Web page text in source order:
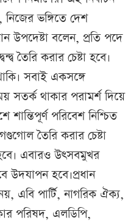
ভঙ্গিতে দেশ
উপদেষ্টা বলেন, প্রতি পদে
তৈরি করার চেষ্টা হবে।
সবাই একসঙ্গে
সতর্ক থাকার পরামর্শ দিয়ে
শান্তিপূর্ণ পরিবেশ নিশ্চিত
তৈরি করার চেষ্টা
এবারও উৎসবমুখর
উদযাপন হবে।প্রধান
এবি পার্টি, নাগরিক ঐক্য,
পরিষদ, এলডিপি,